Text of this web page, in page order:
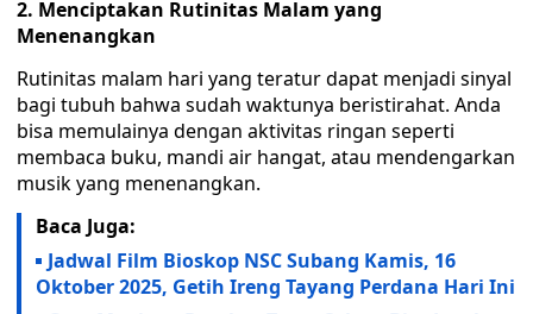
2. Menciptakan Rutinitas Malam yang
Menenangkan
Rutinitas malam hari yang teratur dapat menjadi sinyal
bagi tubuh bahwa sudah waktunya beristirahat. Anda
bisa memulainya dengan aktivitas ringan seperti
membaca buku, mandi air hangat, atau mendengarkan
musik yang menenangkan.
Baca Juga:
Jadwal Film Bioskop NSC Subang Kamis, 16
Oktober 2025, Getih Ireng Tayang Perdana Hari Ini